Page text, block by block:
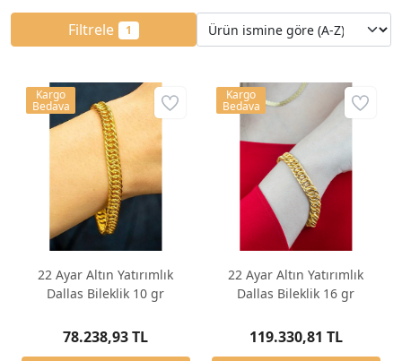
Filtrele 1
22 Ayar Altın Yatırımlık
Dallas Bileklik 10 gr
78.238,93 TL
Kargo
Bedava
22 Ayar Altın Yatırımlık
Dallas Bileklik 16 gr
119.330,81 TL
Kargo
Bedava